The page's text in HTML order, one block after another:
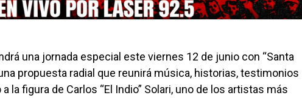
una jornada especial este viernes 12 de junio con “Santa
propuesta radial que reunirá música, historias, testimonios
la figura de Carlos “El Indio” Solari, uno de los artistas más